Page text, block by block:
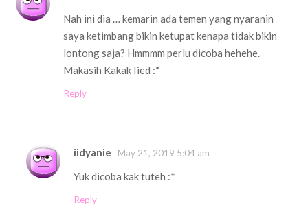
Nah ini dia … kemarin ada temen yang nyaranin
saya ketimbang bikin ketupat kenapa tidak bikin
lontong saja? Hmmmm perlu dicoba hehehe.
Makasih Kakak Iied :*
Reply
iidyanie May 21, 2019 5:04 am
Yuk dicoba kak tuteh :*
Reply